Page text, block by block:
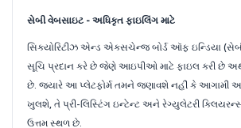
સેબી વેબસાઇટ - અધિકૃત ફાઇલિંગ માટે
સિક્યોરિટીઝ એન્ડ એક્સચેન્જ બોર્ડ ઑફ ઇન્ડિયા
સૂચિ પ્રદાન કરે છે જેણે આઇપીઓ માટે ફાઇલ કરી છે
છે. જ્યારે આ પ્લેટફોર્મ તમને જણાવશે નહીં કે આગામી
ખુલશે, તે પ્રી-લિસ્ટિંગ ઇન્ટેન્ટ અને રેગ્યુલેટરી
ઉત્તમ સ્થળ છે.